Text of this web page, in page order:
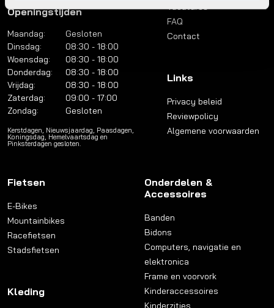
Openingstijden
Maandag:
Gesloten
Dinsdag:
08:30 - 18:00
Woensdag:
08:30 - 18:00
Donderdag:
08:30 - 18:00
Vrijdag:
08:30 - 18:00
Zaterdag:
09:00 - 17:00
Zondag:
Gesloten
Kerstdagen, Nieuwsjaardag, Paasdagen,
Koningsdag, Hemelvaartsdag en
Pinksterdagen gesloten.
Vacatures
FAQ
Contact
Links
Privacy beleid
Reviewpolicy
Algemene voorwaarden
Fietsen
E-Bikes
Mountainbikes
Racefietsen
Stadsfietsen
Kleding
Onderdelen &
Accessoires
Banden
Bidons
Computers, navigatie en
elektronica
Frame en voorvork
Kinderaccessoires
Kinderzitjes